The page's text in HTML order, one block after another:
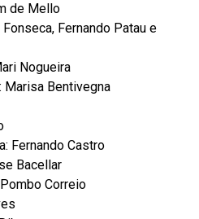
de Mello
Fernando Patau e
Nogueira
Marisa Bentivegna
Fernando Castro
Bacellar
Correio